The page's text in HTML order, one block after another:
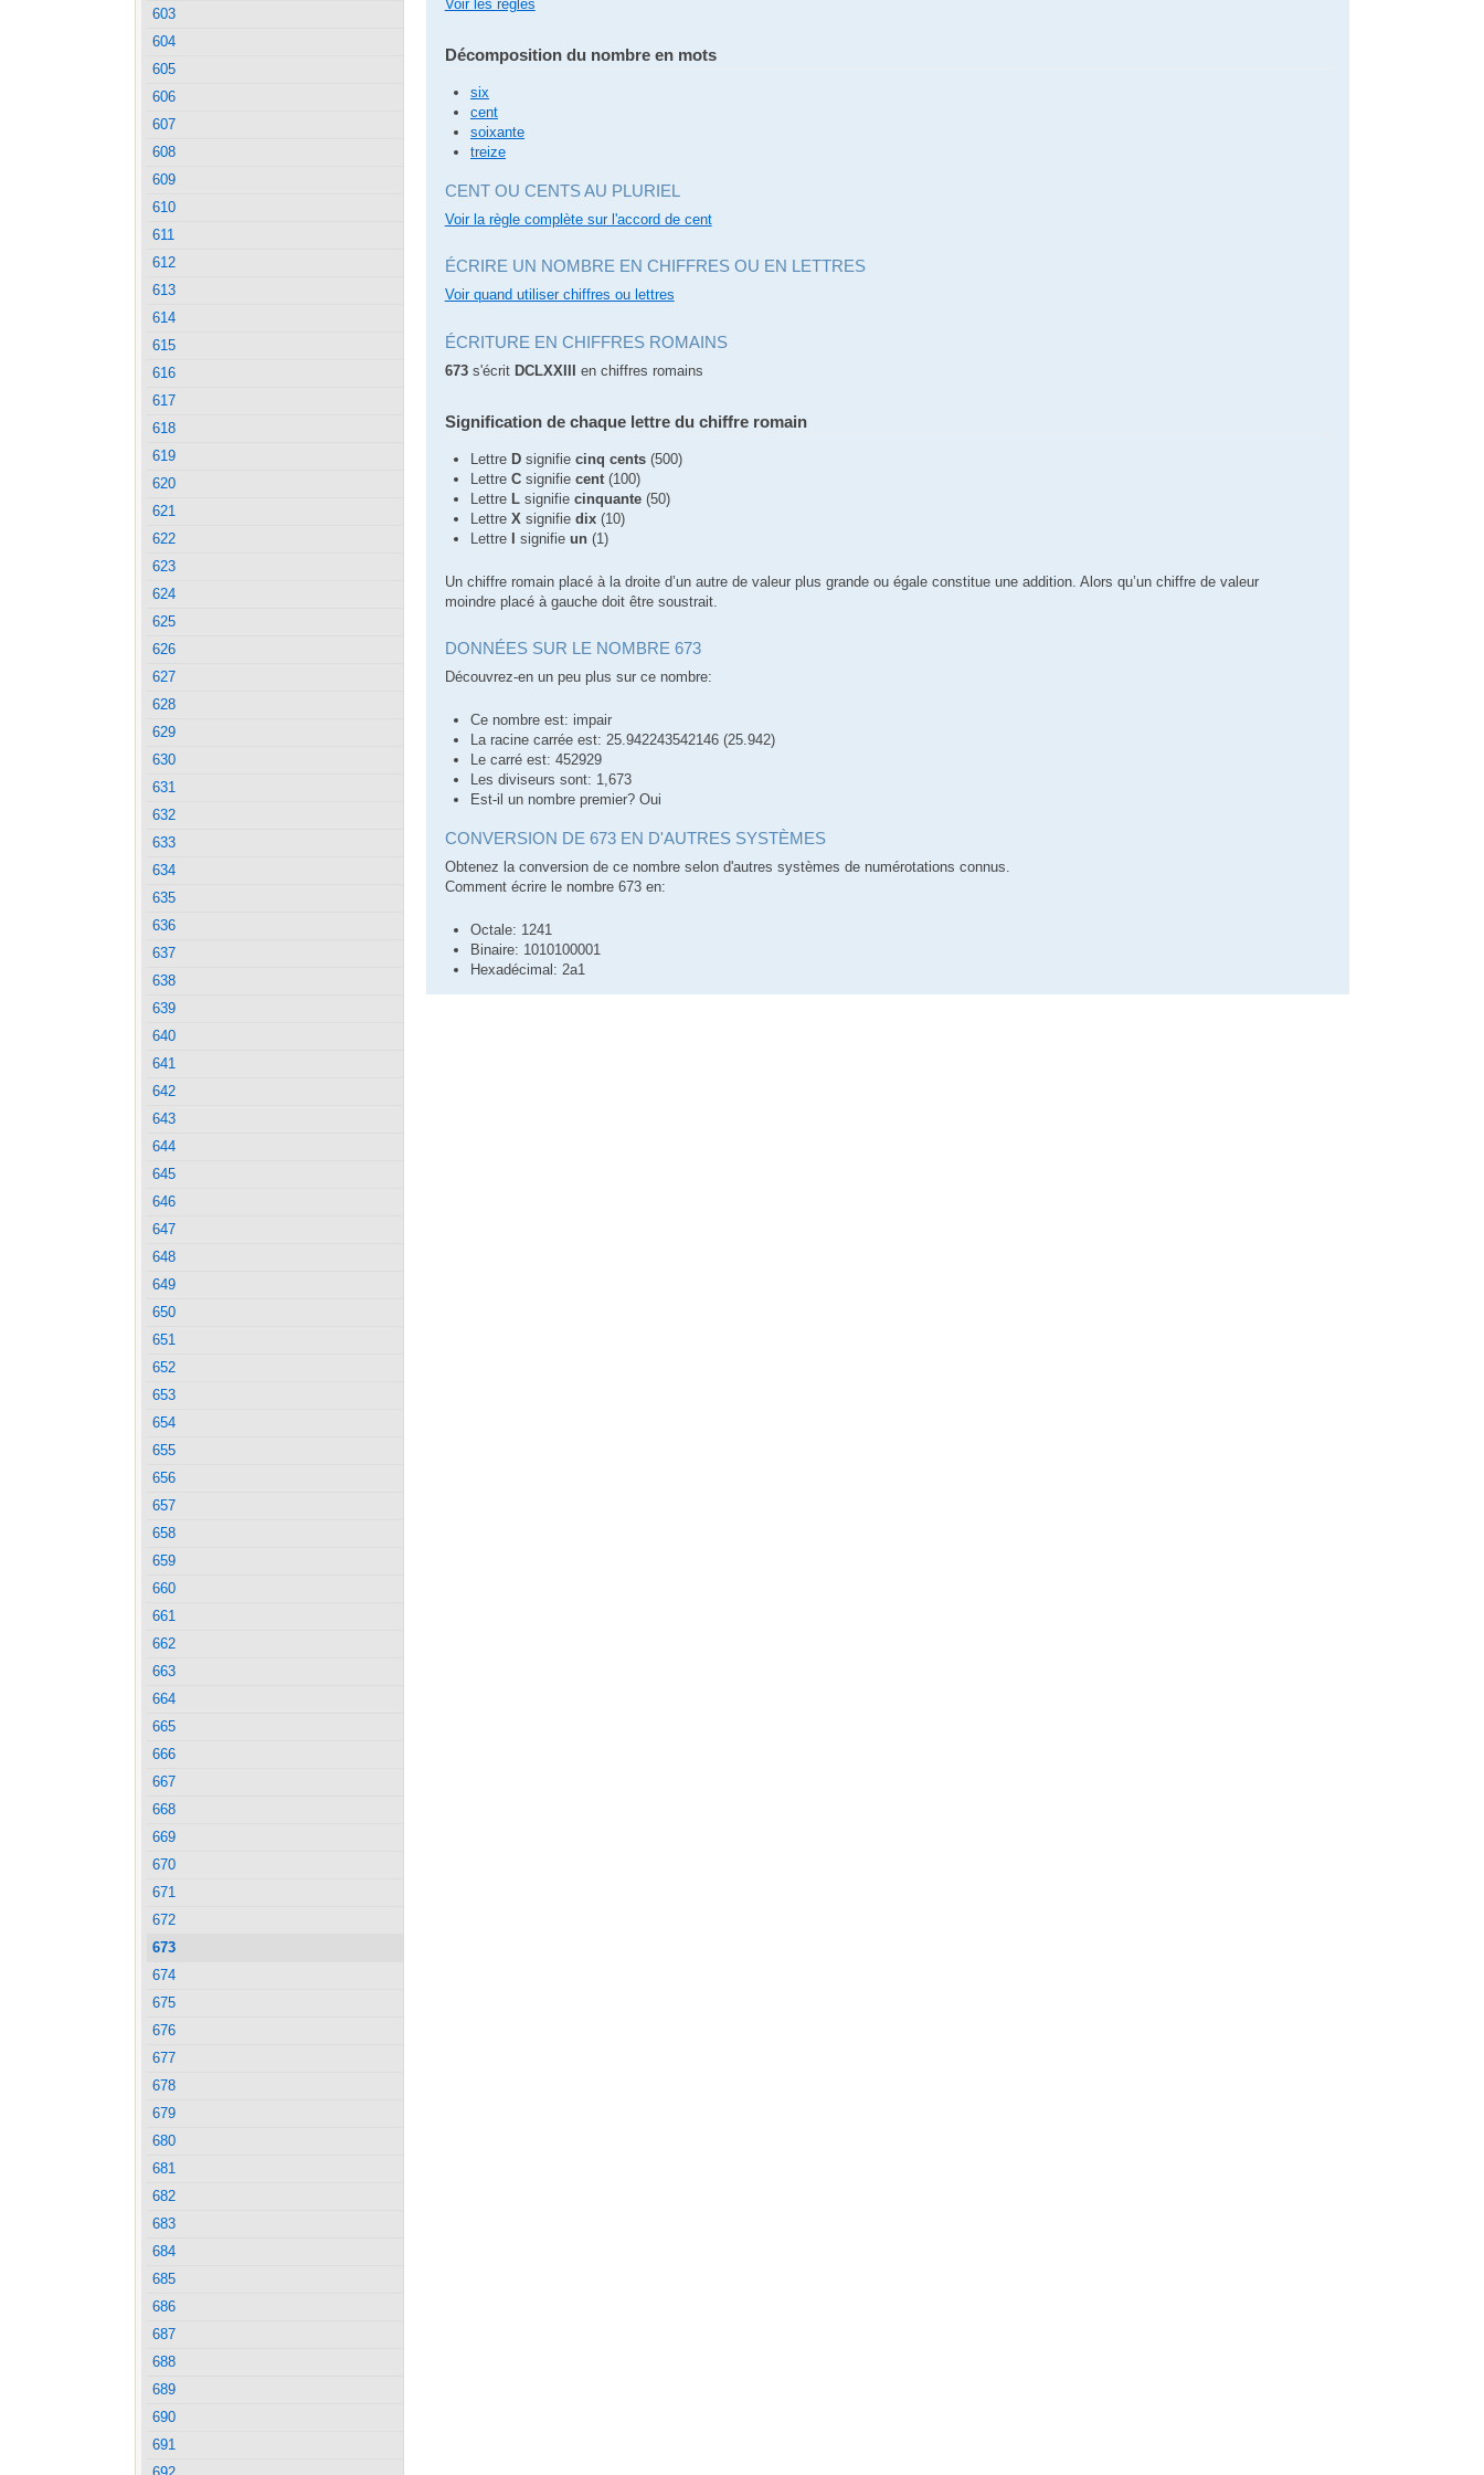
Voir les règles
Décomposition du nombre en mots
six
cent
soixante
treize
CENT OU CENTS AU PLURIEL
Voir la règle complète sur l'accord de cent
ÉCRIRE UN NOMBRE EN CHIFFRES OU EN LETTRES
Voir quand utiliser chiffres ou lettres
ÉCRITURE EN CHIFFRES ROMAINS
673s'écrit DCLXXIII en chiffres romains
Signification de chaque lettre du chiffre romain
Lettre D signifie cinq cents (500)
Lettre C signifie cent (100)
Lettre L signifie cinquante (50)
Lettre X signifie dix (10)
Lettre I signifie un (1)
Un chiffre romain placé à la droite d’un autre de valeur plus grande ou égale constitue une addition. Alors qu’un chiffre de valeur
moindre placé à gauche doit être soustrait.
DONNÉES SUR LE NOMBRE 673
Découvrez-en un peu plus sur ce nombre:
Ce nombre est: impair
La racine carrée est: 25.942243542146 (25.942)
Le carré est: 452929
Les diviseurs sont: 1,673
Est-il un nombre premier? Oui
CONVERSION DE 673 EN D'AUTRES SYSTÈMES
Obtenez la conversion de ce nombre selon d'autres systèmes de numérotations connus.
Comment écrire le nombre 673 en:
Octale: 1241
Binaire: 1010100001
Hexadécimal: 2a1
603
604
605
606
607
608
609
610
611
612
613
614
615
616
617
618
619
620
621
622
623
624
625
626
627
628
629
630
631
632
633
634
635
636
637
638
639
640
641
642
643
644
645
646
647
648
649
650
651
652
653
654
655
656
657
658
659
660
661
662
663
664
665
666
667
668
669
670
671
672
673
674
675
676
677
678
679
680
681
682
683
684
685
686
687
688
689
690
691